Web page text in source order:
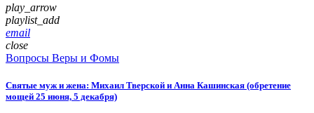
play_arrow
playlist_add
email
close
Вопросы Веры и Фомы
Святые муж и жена: Михаил Тверской и Анна Кашинская (обретение
мощей 25 июня, 5 декабря)